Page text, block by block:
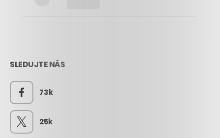
SLEDUJTE NÁS
73k
25k